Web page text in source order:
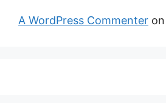
A WordPress Commenter on